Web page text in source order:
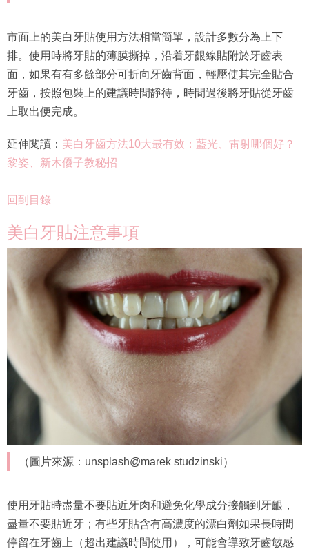
市面上的美白牙貼使用方法相當簡單，設計多數分為上下
排。使用時將牙貼的薄膜撕掉，沿着牙齦線貼附於牙齒表
面，如果有有多餘部分可折向牙齒背面，輕壓使其完全貼合
牙齒，按照包裝上的建議時間靜待，時間過後將牙貼從牙齒
上取出便完成。
延伸閱讀： 美白牙齒方法10大最有效：藍光、雷射哪個好？
黎姿、新木優子教秘招
回到目錄
美白牙貼注意事項
（圖片來源：unsplash@marek studzinski）
使用牙貼時盡量不要貼近牙肉和避免化學成分接觸到牙齦，
盡量不要貼近牙；有些牙貼含有高濃度的漂白劑如果長時間
停留在牙齒上（超出建議時間使用），可能會導致牙齒敏感